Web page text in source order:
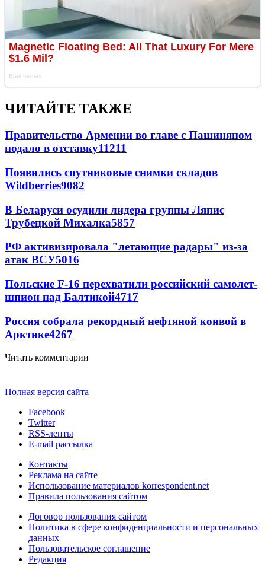
ЧИТАЙТЕ ТАКЖЕ
Правительство Армении во главе с Пашиняном
подало в отставку11211
Появились спутниковые снимки складов
Wildberries9082
В Беларуси осудили лидера группы Ляпис
Трубецкой Михалка5857
РФ активизировала "летающие радары" из-за
атак ВСУ5016
Польские F-16 перехватили российский самолет-
шпион над Балтикой4717
Россия собрала рекордный нефтяной конвой в
Арктике4267
Читать комментарии
Полная версия сайта
Facebook
Twitter
RSS-ленты
E-mail рассылка
Контакты
Реклама на сайте
Использование материалов korrespondent.net
Правила пользования сайтом
Договор пользования сайтом
Политика в сфере конфиденциальности и персональных
данных
Пользовательское соглашение
Редакция